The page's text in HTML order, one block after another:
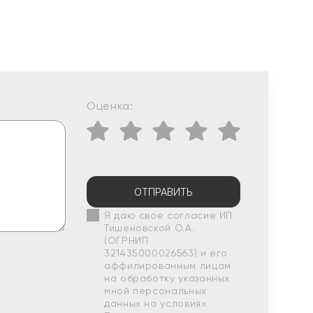
Оценка:
ОТПРАВИТЬ
Я даю свое согласие ИП
Тишеновской О.А.
(ОГРНИП
321435000026563) и его
аффилированным лицам
на обработку указанных
мной персональных
данных на условиях